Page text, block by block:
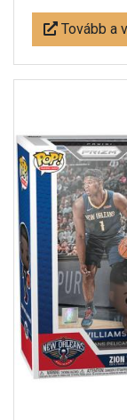
Tovább a